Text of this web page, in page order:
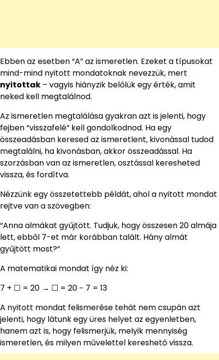
Ebben az esetben “A” az ismeretlen. Ezeket a típusokat
mind-mind nyitott mondatoknak nevezzük, mert
nyitottak – vagyis hiányzik belőlük egy érték, amit
neked kell megtalálnod.
Az ismeretlen megtalálása gyakran azt is jelenti, hogy
fejben “visszafelé” kell gondolkodnod. Ha egy
összeadásban keresed az ismeretlent, kivonással tudod
megtalálni, ha kivonásban, akkor összeadással. Ha
szorzásban van az ismeretlen, osztással keresheted
vissza, és fordítva.
Nézzünk egy összetettebb példát, ahol a nyitott mondat
rejtve van a szövegben:
“Anna almákat gyűjtött. Tudjuk, hogy összesen 20 almája
lett, ebből 7-et már korábban talált. Hány almát
gyűjtött most?”
A matematikai mondat így néz ki:
7 + ☐ = 20 → ☐ = 20 − 7 = 13
A nyitott mondat felismerése tehát nem csupán azt
jelenti, hogy látunk egy üres helyet az egyenletben,
hanem azt is, hogy felismerjük, melyik mennyiség
ismeretlen, és milyen művelettel kereshető vissza.